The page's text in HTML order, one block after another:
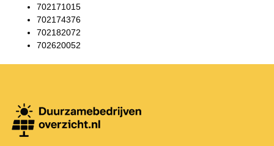
702171015
702174376
702182072
702620052